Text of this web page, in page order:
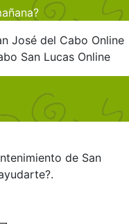
José del Cabo Online
San Lucas Online
de San